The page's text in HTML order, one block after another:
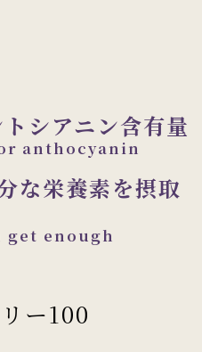
シアニン含有量
anthocyanin
な栄養素を摂取
get enough
ー100